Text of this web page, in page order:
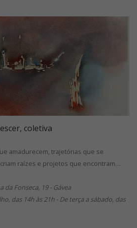
coletiva
amadurecem, trajetórias que se
raízes e projetos que encontram…
da Fonseca, 19 - Gávea
das 14h às 21h - De terça a sábado, das